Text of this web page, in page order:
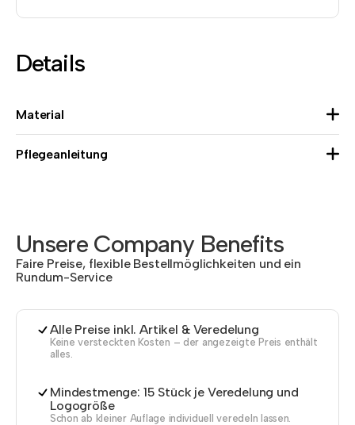
Details
Material
Pflegeanleitung
Unsere Company Benefits
Faire Preise, flexible Bestellmöglichkeiten und ein
Rundum-Service
Alle Preise inkl. Artikel & Veredelung
Keine versteckten Kosten – der angezeigte Preis enthält
alles.
Mindestmenge: 15 Stück je Veredelung und
Logogröße
Schon ab kleiner Auflage individuell veredeln lassen.